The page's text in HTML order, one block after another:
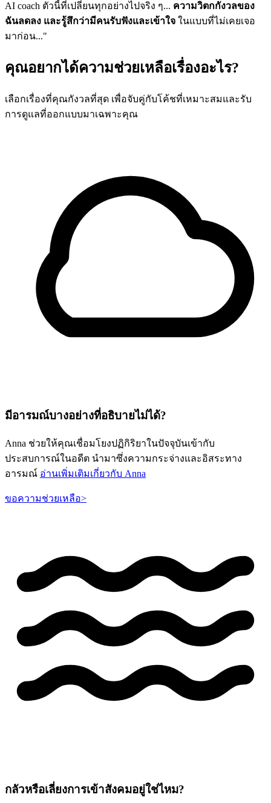
AI coach ตัวนี้ที่เปลี่ยนทุกอย่างไปจริง ๆ... ความวิตกกังวลของ
ฉันลดลง และรู้สึกว่ามีคนรับฟังและเข้าใจ ในแบบที่ไม่เคยเจอ
มาก่อน..."
คุณอยากได้ความช่วยเหลือเรื่องอะไร?
เลือกเรื่องที่คุณกังวลที่สุด เพื่อจับคู่กับโค้ชที่เหมาะสมและรับ
การดูแลที่ออกแบบมาเฉพาะคุณ
มีอารมณ์บางอย่างที่อธิบายไม่ได้?
Anna ช่วยให้คุณเชื่อมโยงปฏิกิริยาในปัจจุบันเข้ากับ
ประสบการณ์ในอดีต นำมาซึ่งความกระจ่างและอิสระทาง
อารมณ์ อ่านเพิ่มเติมเกี่ยวกับ Anna
ขอความช่วยเหลือ>
กลัวหรือเลี่ยงการเข้าสังคมอยู่ใช่ไหม?